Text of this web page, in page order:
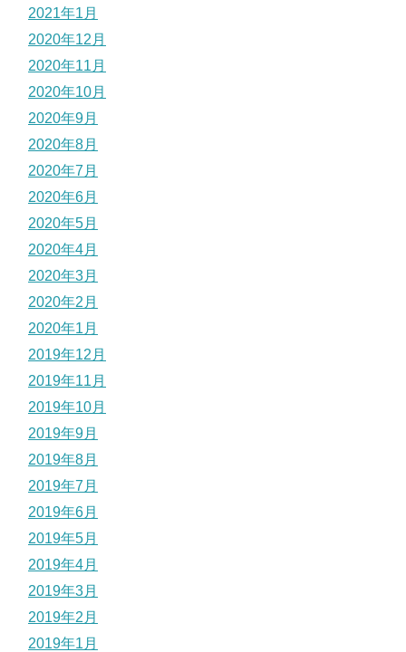
2021年1月
2020年12月
2020年11月
2020年10月
2020年9月
2020年8月
2020年7月
2020年6月
2020年5月
2020年4月
2020年3月
2020年2月
2020年1月
2019年12月
2019年11月
2019年10月
2019年9月
2019年8月
2019年7月
2019年6月
2019年5月
2019年4月
2019年3月
2019年2月
2019年1月